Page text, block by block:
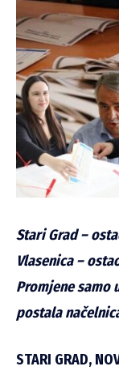
Stari Grad –
Vlasenica –
Promjene samo
postala
STARI GRAD,